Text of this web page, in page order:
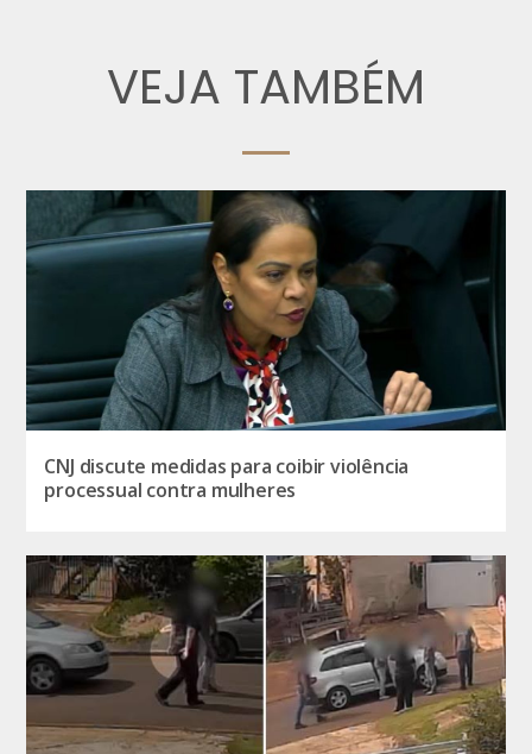
VEJA TAMBÉM
CNJ discute medidas para coibir violência
processual contra mulheres